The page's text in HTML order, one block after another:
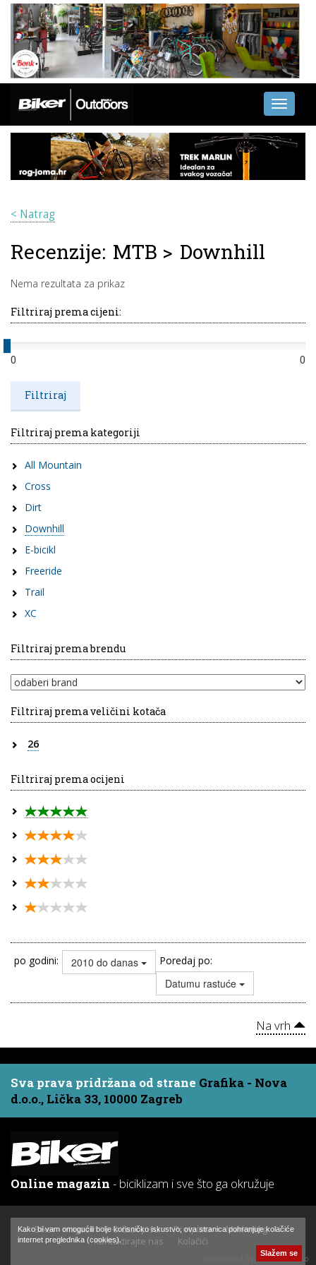
Toggle
< Natrag
Recenzije: MTB > Downhill
Nema rezultata za prikaz
Filtriraj prema cijeni:
0 0
Filtriraj prema kategoriji
All Mountain
Cross
Dirt
Downhill
E-bicikl
Freeride
Trail
XC
Filtriraj prema brendu
Filtriraj prema veličini kotača
26
Filtriraj prema ocijeni
po godini: 2010 do danas Poredaj po:
Datumu rastuće
Na vrh
Sva prava pridržana od strane Grafika - Nova
d.o.o., Lička 33, 10000 Zagreb
Online magazin - biciklizam i sve što ga okružuje
Biker - magazin O časopisu Pretplata
Marketing
Kontaktirajte nas
Kolačići
Hajtek Studio
Kako bi vam omogućili bolje korisničko iskustvo, ova stranica pohranjuje kolačiće
internet preglednika (cookies).
Slažem se